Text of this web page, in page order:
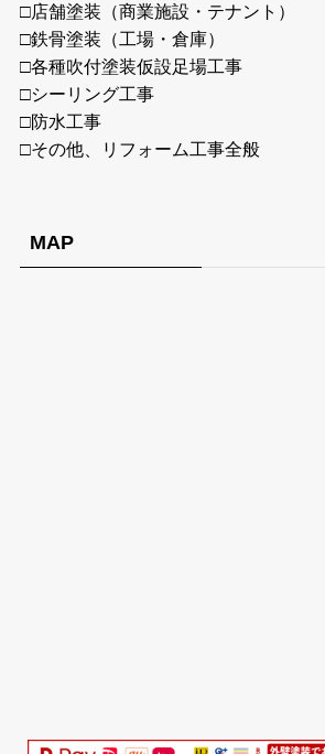
□店舗塗装（商業施設・テナント）
□鉄骨塗装（工場・倉庫）
□各種吹付塗装仮設足場工事
□シーリング工事
□防水工事
□その他、リフォーム工事全般
MAP